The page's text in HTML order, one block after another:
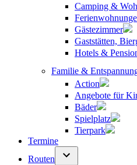
Camping &
Gästezimmer
Gaststätten,
Hotels &
Familie &
Action
Angebote für
Bäder
Spielplatz
Tierpark
Termine
Routen